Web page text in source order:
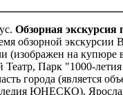
Обзорная экскурсия
обзорной экскурсии
(изображен на купюре
Парк "1000-
города (является
ЮНЕСКО),